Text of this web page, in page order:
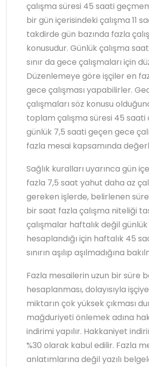
çalışma süresi 45 saati
bir gün içerisindeki çalışma 11
takdirde gün bazında fazla
konusudur. Günlük çalışma
sınır da gece çalışmaları için
Düzenlemeye göre işçiler en
gece çalışması yapabilirler.
çalışmaları söz konusu
toplam çalışma süresi 45 saati
günlük 7,5 saati geçen gece
fazla mesai kapsamında
Sağlık kuralları uyarınca gün
fazla 7,5 saat yahut daha az
gereken işlerde, belirlenen
bir saat fazla çalışma niteliği
çalışmalar haftalık değil
hesaplandığı için haftalık 45
sınırın aşılıp aşılmadığına
Fazla mesailerin uzun bir süre
hesaplanması, dolayısıyla
miktarın çok yüksek çıkması
mağduriyeti önlemek adına
indirimi yapılır. Hakkaniyet
%30 olarak kabul edilir. Fazla
anlatımlarına değil yazılı